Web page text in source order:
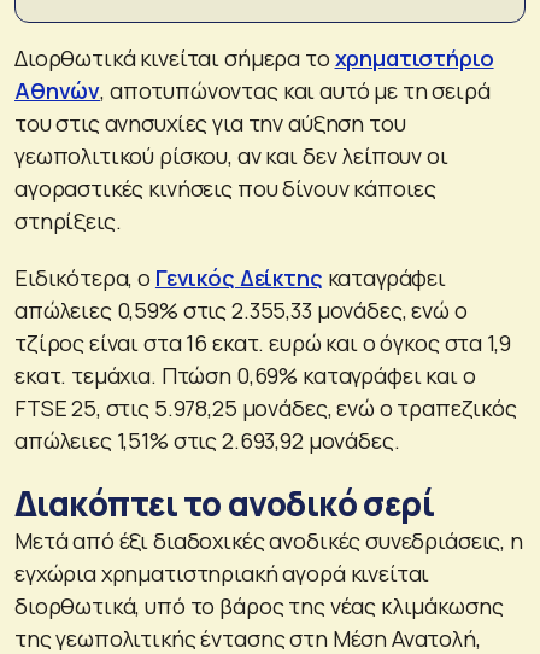
Διορθωτικά κινείται σήμερα το χρηματιστήριο
Αθηνών, αποτυπώνοντας και αυτό με τη σειρά
του στις ανησυχίες για την αύξηση του
γεωπολιτικού ρίσκου, αν και δεν λείπουν οι
αγοραστικές κινήσεις που δίνουν κάποιες
στηρίξεις.
Ειδικότερα, ο Γενικός Δείκτης καταγράφει
απώλειες 0,59% στις 2.355,33 μονάδες, ενώ ο
τζίρος είναι στα 16 εκατ. ευρώ και ο όγκος στα 1,9
εκατ. τεμάχια. Πτώση 0,69% καταγράφει και ο
FTSE 25, στις 5.978,25 μονάδες, ενώ ο τραπεζικός
απώλειες 1,51% στις 2.693,92 μονάδες.
Διακόπτει το ανοδικό σερί
Μετά από έξι διαδοχικές ανοδικές συνεδριάσεις, η
εγχώρια χρηματιστηριακή αγορά κινείται
διορθωτικά, υπό το βάρος της νέας κλιμάκωσης
της γεωπολιτικής έντασης στη Μέση Ανατολή,